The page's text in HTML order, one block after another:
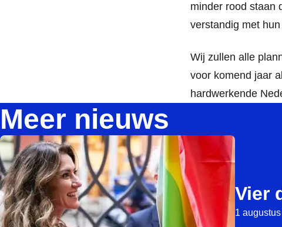
minder rood staan
verstandig met
Wij zullen alle
voor komend jaar
hardwerkende
Meer nieuws
Vier
1